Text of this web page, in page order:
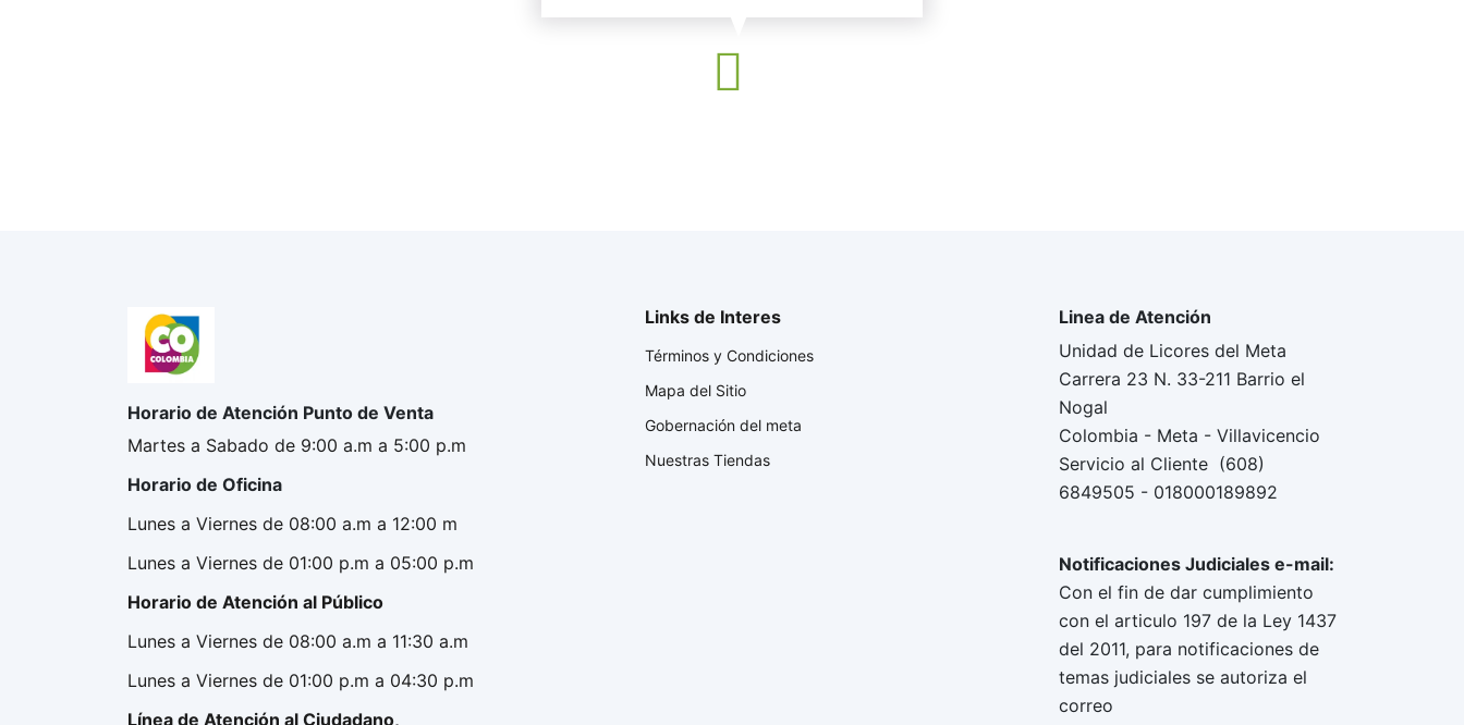
Horario de Atención Punto de Venta
Martes a Sabado de 9:00 a.m a 5:00 p.m
Horario de Oficina
Lunes a Viernes de 08:00 a.m a 12:00 m
Lunes a Viernes de 01:00 p.m a 05:00 p.m
Horario de Atención al Público
Lunes a Viernes de 08:00 a.m a 11:30 a.m
Lunes a Viernes de 01:00 p.m a 04:30 p.m
Línea de Atención al Ciudadano,
Links de Interes
Términos y Condiciones
Mapa del Sitio
Gobernación del meta
Nuestras Tiendas
Linea de Atención
Unidad de Licores del Meta
Carrera 23 N. 33-211 Barrio el
Nogal
Colombia - Meta - Villavicencio
Servicio al Cliente (608)
6849505 - 018000189892
Notificaciones Judiciales e-mail:
Con el fin de dar cumplimiento
con el articulo 197 de la Ley 1437
del 2011, para notificaciones de
temas judiciales se autoriza el
correo